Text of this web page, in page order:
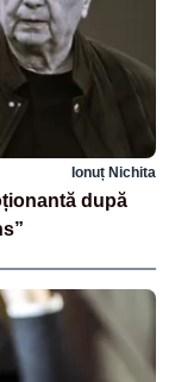
Ionuț Nichita
după